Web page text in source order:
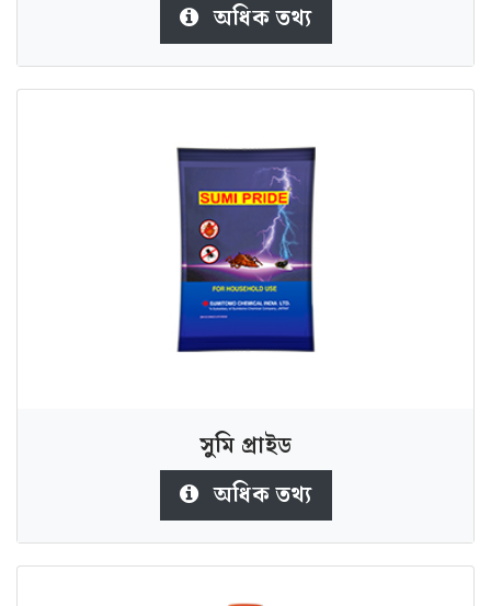
অধিক তথ্য
সুমি প্রাইড
অধিক তথ্য